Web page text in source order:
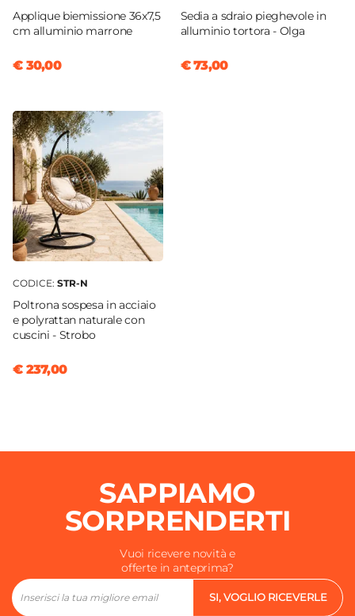
Applique biemissione 36x7,5
cm alluminio marrone
€ 30,00
Sedia a sdraio pieghevole in
alluminio tortora - Olga
€ 73,00
CODICE: STR-N
Poltrona sospesa in acciaio
e polyrattan naturale con
cuscini - Strobo
€ 237,00
SAPPIAMO
SORPRENDERTI
Vuoi ricevere novità e
offerte in anteprima?
SI, VOGLIO RICEVERLE